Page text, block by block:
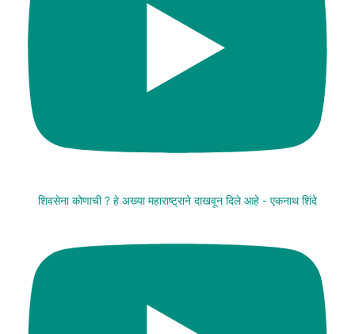
शिवसेना कोणाची ? हे अख्या महाराष्ट्राने दाखवून दिले आहे - एकनाथ शिंदे